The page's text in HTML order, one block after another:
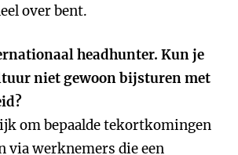
over bent.
headhunter. Kun je
niet gewoon bijsturen met
om bepaalde tekortkomingen
via werknemers die een